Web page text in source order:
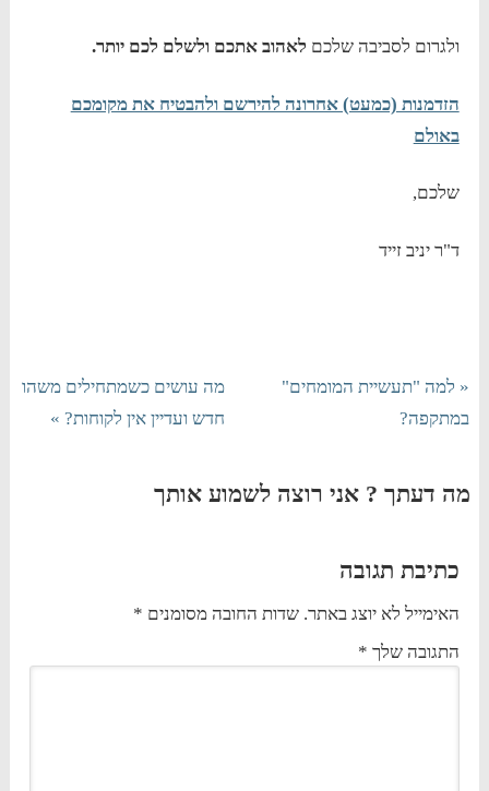
ולגרום לסביבה שלכם לאהוב אתכם ולשלם לכם יותר.
הזדמנות (כמעט) אחרונה להירשם ולהבטיח את מקומכם
באולם
שלכם,
ד"ר יניב זייד
« למה "תעשיית המומחים"
במתקפה?
מה עושים כשמתחילים משהו
חדש ועדיין אין לקוחות? »
מה דעתך ? אני רוצה לשמוע אותך
כתיבת תגובה
האימייל לא יוצג באתר. שדות החובה מסומנים *
התגובה שלך *